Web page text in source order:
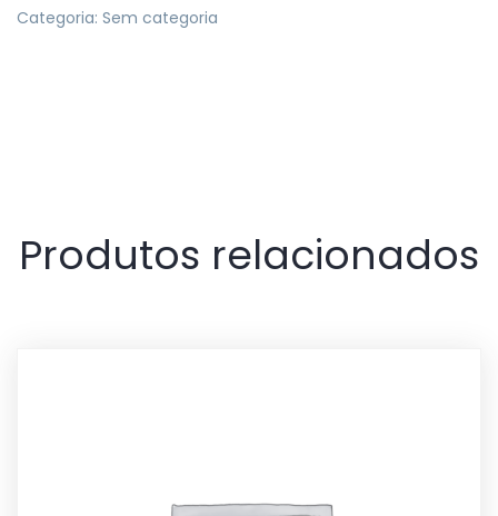
Categoria: Sem categoria
Produtos relacionados